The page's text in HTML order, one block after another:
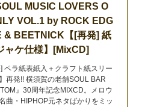
MUSIC LOVERS O
VOL.1 by ROCK EDG
& BEETNICK【[再発] 紙
ャケ仕様】[MixCD]
] ペラ紙表紙入＋クラフト紙スリー
再発!! 横須賀の老舗SOUL BAR
』30周年記念MIXCD。メロウ
曲・HIPHOP元ネタばかりをミッ